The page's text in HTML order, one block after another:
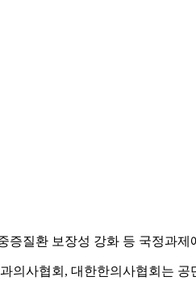
증질환 보장성 강화 등 국정과
의사협회, 대한한의사협회는